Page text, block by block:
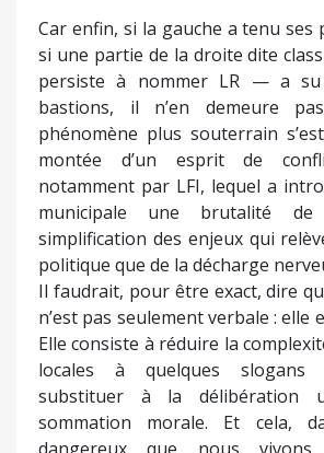
Car enfin, si la gauche a tenu ses
si une partie de la droite dite
persiste à nommer LR — a su
bastions, il n’en demeure
phénomène plus souterrain
montée d’un esprit de
notamment par LFI, lequel a
municipale une brutalité
simplification des enjeux qui
politique que de la décharge
Il faudrait, pour être exact, dire
n’est pas seulement verbale : elle
Elle consiste à réduire la
locales à quelques slogans
substituer à la délibération
sommation morale. Et cela,